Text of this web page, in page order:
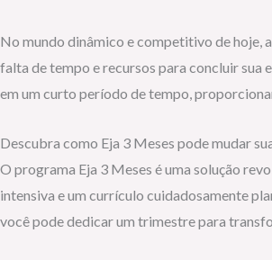
No mundo dinâmico e competitivo de hoje,
falta de tempo e recursos para concluir sua
em um curto período de tempo,
Descubra como Eja 3 Meses pode mudar
O programa Eja 3 Meses é uma solução
intensiva e um currículo cuidadosamente
você pode dedicar um trimestre para